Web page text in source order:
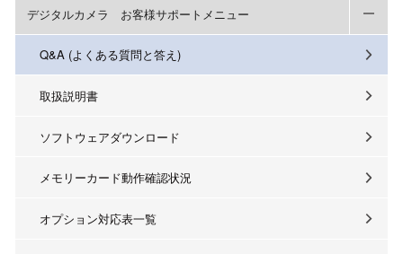
デジタルカメラ お客様サポートメニュー
Q&A (よくある質問と答え)
取扱説明書
ソフトウェアダウンロード
メモリーカード動作確認状況
オプション対応表一覧